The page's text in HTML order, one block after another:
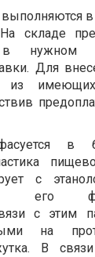
складе
нужном
Для
из
в
с
его
с этим
на
В